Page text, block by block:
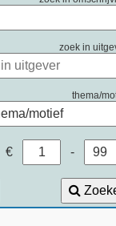
zoek in
thema/
€ -